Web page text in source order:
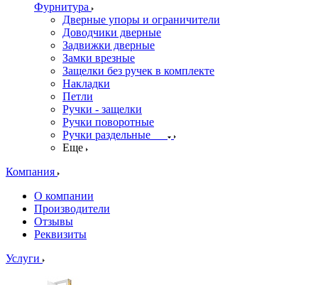
Фурнитура
Дверные упоры и ограничители
Доводчики дверные
Задвижки дверные
Замки врезные
Защелки без ручек в комплекте
Накладки
Петли
Ручки - защелки
Ручки поворотные
Ручки раздельные
Еще
Компания
О компании
Производители
Отзывы
Реквизиты
Услуги